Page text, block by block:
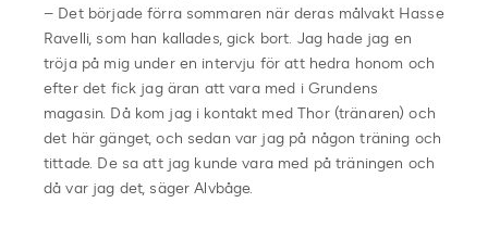
– Det började förra sommaren när deras målvakt Hasse
Ravelli, som han kallades, gick bort. Jag hade jag en
tröja på mig under en intervju för att hedra honom och
efter det fick jag äran att vara med i Grundens
magasin. Då kom jag i kontakt med Thor (tränaren) och
det här gänget, och sedan var jag på någon träning och
tittade. De sa att jag kunde vara med på träningen och
då var jag det, säger Alvbåge.